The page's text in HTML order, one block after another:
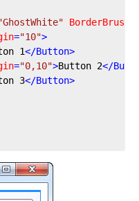
BorderBrush
="10">
1</Button>
="0,10">Button 2</
3</Button>